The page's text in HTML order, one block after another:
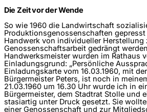
Die Zeit vor der Wende
So wie 1960 die Landwirtschaft
Produktionsgenossenschaften
Handwerk von individueller Herstellung
Genossenschaftsarbeit gedrängt
Handwerksmeister wurden im Rathaus
Einladungsgrund: „Persönliche
Einladungskarte vom 16.03.1960, mit
Bürgermeister Peters, ist noch in
21.03.1960 um 16.30 Uhr wurde ich in
Bürgermeister, dem Stadtrat Stolle und
stasiartig unter Druck gesetzt. Sie
einer Genossenschaft und zur